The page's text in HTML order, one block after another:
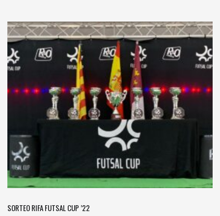
SORTEO RIFA FUTSAL CUP ’22